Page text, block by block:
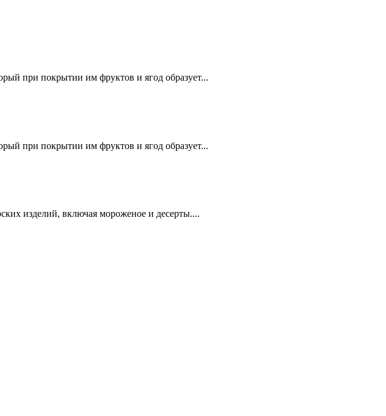
при покрытии им фруктов и ягод образует...
при покрытии им фруктов и ягод образует...
изделий, включая мороженое и десерты....